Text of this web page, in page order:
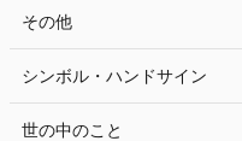
その他
シンボル・ハンドサイン
世の中のこと